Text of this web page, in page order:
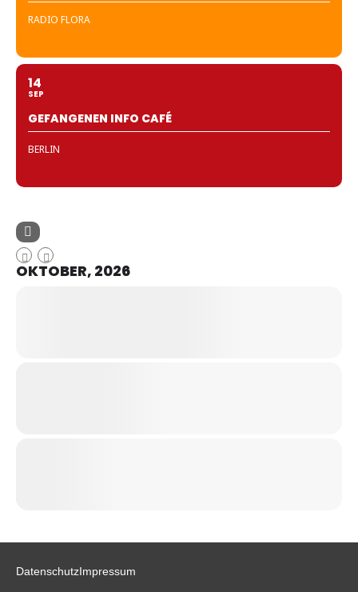
RADIO FLORA
14
SEP
GEFANGENEN INFO CAFÉ
BERLIN
OKTOBER, 2026
DatenschutzImpressum